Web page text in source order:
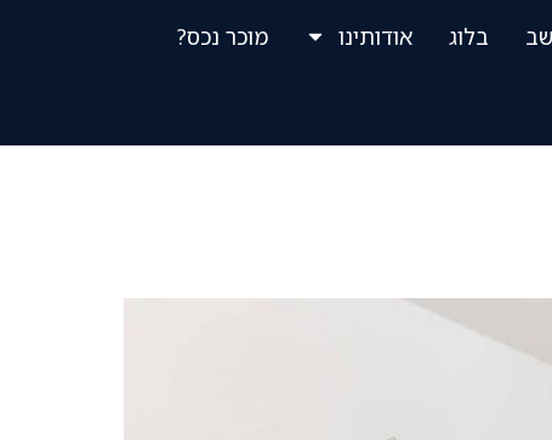
בלוג אודותינו מוכר נכס?